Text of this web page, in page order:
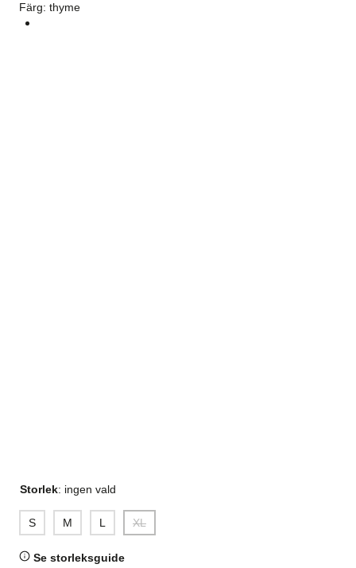
Färg: thyme
Storlek: ingen vald
S M L XL
Se storleksguide